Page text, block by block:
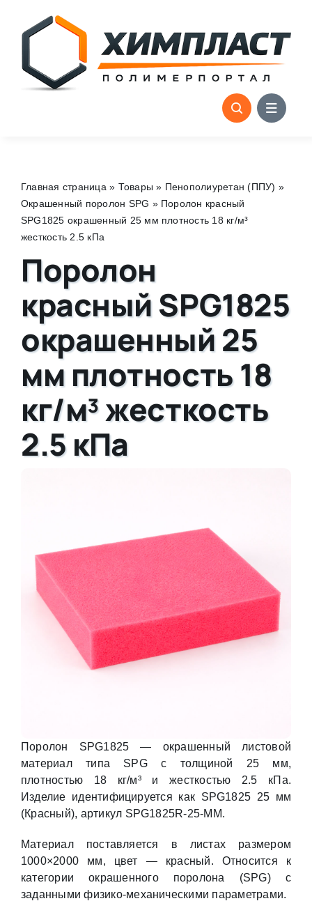
content
Главная страница » Товары » Пенополиуретан (ППУ) »
Окрашенный поролон SPG » Поролон красный
SPG1825 окрашенный 25 мм плотность 18 кг/м³
жесткость 2.5 кПа
Поролон
красный SPG1825
окрашенный 25
мм плотность 18
кг/м³ жесткость
2.5 кПа
Поролон SPG1825 — окрашенный листовой
материал типа SPG с толщиной 25 мм,
плотностью 18 кг/м³ и жесткостью 2.5 кПа.
Изделие идентифицируется как SPG1825 25 мм
(Красный), артикул SPG1825R-25-MM.
Материал поставляется в листах размером
1000×2000 мм, цвет — красный. Относится к
категории окрашенного поролона (SPG) с
заданными физико-механическими параметрами.